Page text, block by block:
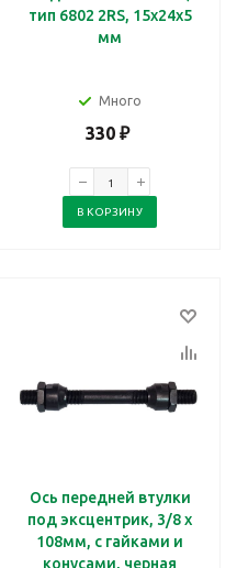
тип 6802 2RS, 15х24х5
мм
Много
330 ₽
В КОРЗИНУ
Ось передней втулки
под эксцентрик, 3/8 x
108мм, с гайками и
конусами, черная